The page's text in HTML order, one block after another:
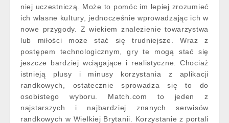
niej uczestniczą. Może to pomóc im lepiej zrozumieć
ich własne kultury, jednocześnie wprowadzając ich w
nowe przygody. Z wiekiem znalezienie towarzystwa
lub miłości może stać się trudniejsze. Wraz z
postępem technologicznym, gry te mogą stać się
jeszcze bardziej wciągające i realistyczne. Chociaż
istnieją plusy i minusy korzystania z aplikacji
randkowych, ostatecznie sprowadza się to do
osobistego wyboru. Match.com to jeden z
najstarszych i najbardziej znanych serwisów
randkowych w Wielkiej Brytanii. Korzystanie z portali